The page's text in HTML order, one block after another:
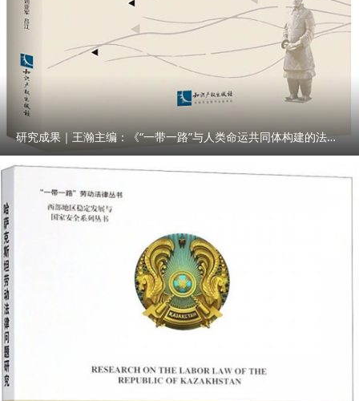
研究成果｜王瀚主编：《“一带一路”与人类命运共同体构建的法律与实践》